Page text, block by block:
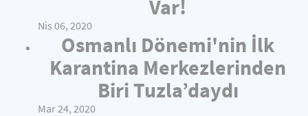
Var!
Nis 06, 2020
Osmanlı Dönemi'nin İlk
Karantina Merkezlerinden
Biri Tuzla’daydı
Mar 24, 2020